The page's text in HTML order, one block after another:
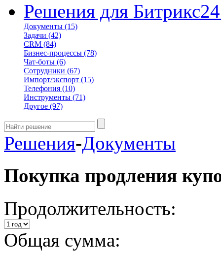
Решения для Битрикс24
Документы (15)
Задачи (42)
CRM (84)
Бизнес-процессы (78)
Чат-боты (6)
Сотрудники (67)
Импорт/экспорт (15)
Телефония (10)
Инструменты (71)
Другое (97)
Решения-Документы
Покупка продления
Продолжительность:
Общая сумма: